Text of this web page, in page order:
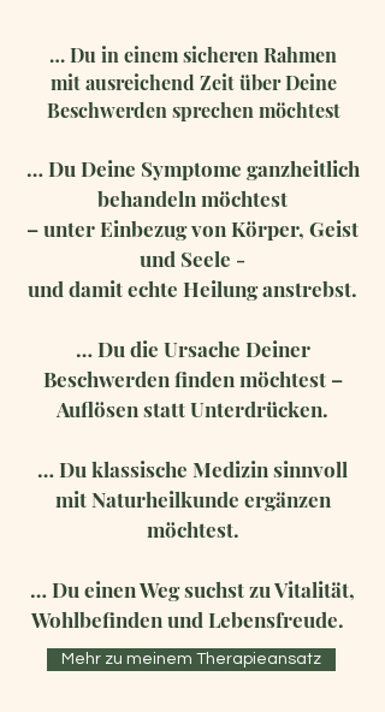
… Du in einem sicheren Rahmen
mit ausreichend Zeit über Deine
Beschwerden sprechen möchtest
… Du Deine Symptome ganzheitlich
behandeln möchtest
– unter Einbezug von Körper, Geist
und Seele -
und damit echte Heilung anstrebst.
… Du die Ursache Deiner
Beschwerden finden möchtest –
Auflösen statt Unterdrücken.
… Du klassische Medizin sinnvoll
mit Naturheilkunde ergänzen
möchtest.
… Du einen Weg suchst zu Vitalität,
Wohlbefinden und Lebensfreude.
Mehr zu meinem Therapieansatz